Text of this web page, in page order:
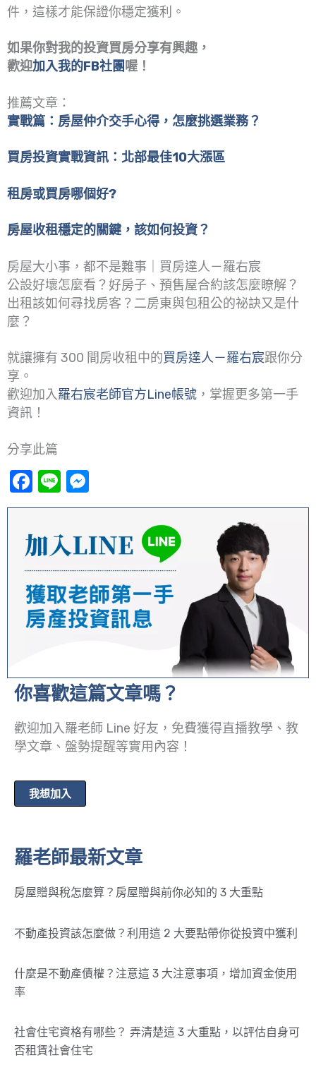
件，這樣才能保證你穩定獲利。
如果你對我的投資買房分享有興趣，
歡迎加入我的FB社團喔！
推薦文章：
實戰篇：房屋仲介交手心得，怎麼挑選業務？
買房投資實戰資訊：北部最佳10大漲區
租房或買房哪個好?
房屋收租穩定的關鍵，該如何投資？
房屋大小事，都不是難事｜買房達人－羅右宸
公設好壞怎麼看？好房子、預售屋合約該怎麼瞭解？
出租該如何尋找房客？二房東與包租公的祕訣又是什
麼？
就讓擁有 300 間房收租中的買房達人－羅右宸跟你分
享。
歡迎加入羅右宸老師官方Line帳號 ，掌握更多第一手
資訊！
分享此篇
Facebook
Line
你喜歡這篇文章嗎？
歡迎加入羅老師 Line 好友，免費獲得直播教學、教
學文章、盤勢提醒等實用內容！
我想加入
羅老師最新文章
房屋贈與稅怎麼算？房屋贈與前你必知的 3 大重點
不動產投資該怎麼做？利用這 2 大要點帶你從投資中獲利
什麼是不動產債權？注意這 3 大注意事項，增加資金使用
率
社會住宅資格有哪些？ 弄清楚這 3 大重點，以評估自身可
否租賃社會住宅